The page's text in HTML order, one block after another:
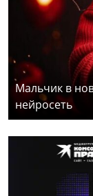
Мальчик в
нейросеть